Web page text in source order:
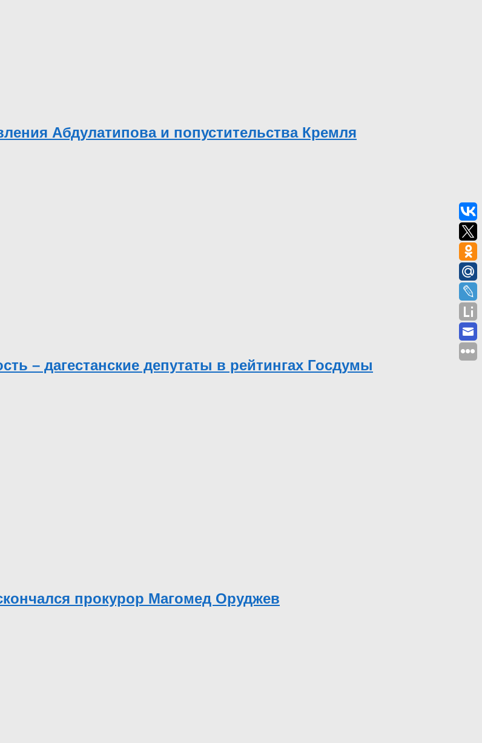
Абдулатипова и попустительства Кремля
– дагестанские депутаты в рейтингах Госдумы
прокурор Магомед Оруджев